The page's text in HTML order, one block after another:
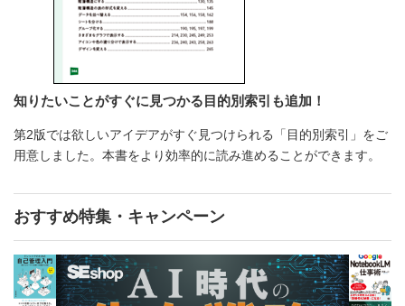
知りたいことがすぐに見つかる目的別索引も追加！
第2版では欲しいアイデアがすぐ見つけられる「目的別索引」をご
用意しました。本書をより効率的に読み進めることができます。
おすすめ特集・キャンペーン